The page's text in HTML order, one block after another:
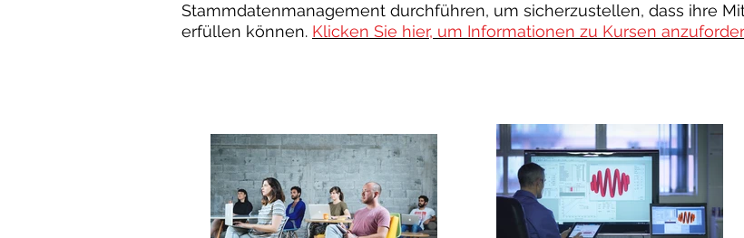
Stammdatenmanagement durchführen, um sicherzustellen, dass ihre
erfüllen können. Klicken Sie hier, um Informationen zu Kursen